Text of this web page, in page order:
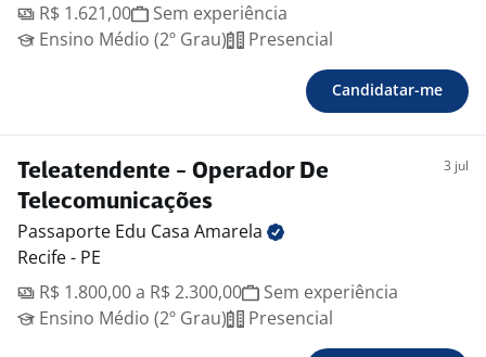
R$ 1.621,00
Sem experiência
Ensino Médio (2º Grau)
Presencial
Candidatar-me
Teleatendente - Operador De
Telecomunicações
3 jul
Passaporte Edu Casa Amarela
Recife - PE
R$ 1.800,00 a R$ 2.300,00
Sem experiência
Ensino Médio (2º Grau)
Presencial